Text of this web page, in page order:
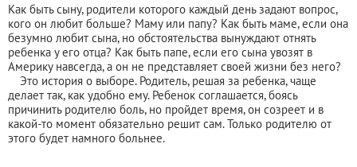
Как быть сыну, родители которого каждый день задают вопрос,
кого он любит больше? Маму или папу? Как быть маме, если она
безумно любит сына, но обстоятельства вынуждают отнять
ребенка у его отца? Как быть папе, если его сына увозят в
Америку навсегда, а он не представляет своей жизни без него?
⠀ Это история о выборе. Родитель, решая за ребенка, чаще
делает так, как удобно ему. Ребенок соглашается, боясь
причинить родителю боль, но пройдет время, он созреет и в
какой-то момент обязательно решит сам. Только родителю от
этого будет намного больнее.